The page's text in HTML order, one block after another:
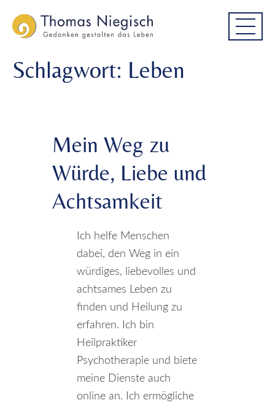
to
menu
to
content
Schlagwort: Leben
Mein Weg zu
Würde, Liebe und
Achtsamkeit
Ich helfe Menschen
dabei, den Weg in ein
würdiges, liebevolles und
achtsames Leben zu
finden und Heilung zu
erfahren. Ich bin
Heilpraktiker
Psychotherapie und biete
meine Dienste auch
online an. Ich ermögliche